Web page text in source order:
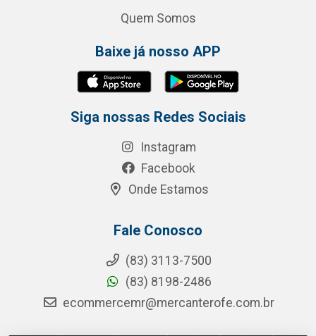
Quem Somos
Baixe já nosso APP
Siga nossas Redes Sociais
Instagram
Facebook
Onde Estamos
Fale Conosco
(83) 3113-7500
(83) 8198-2486
ecommercemr@mercanterofe.com.br